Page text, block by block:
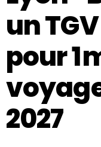
un
pour 1
2027